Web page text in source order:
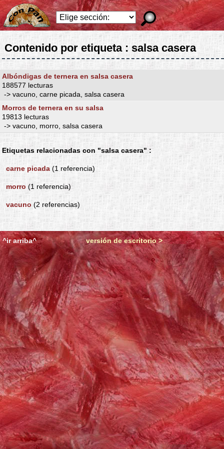
Contenido por etiqueta : salsa casera
Albóndigas de ternera en salsa casera
188577 lecturas
-> vacuno, carne picada, salsa casera
Morros de ternera en su salsa
19813 lecturas
-> vacuno, morro, salsa casera
Etiquetas relacionadas con "salsa casera" :
carne picada (1 referencia)
morro (1 referencia)
vacuno (2 referencias)
^ir arriba^ versión de escritorio >